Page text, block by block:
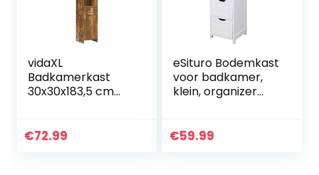
vidaXL
Badkamerkast
30x30x183,5 cm
eikenkleurig,
€72.99
eSituro Bodemkast
voor badkamer,
klein, organizer
28 x 29 x 82 cm
€59.99